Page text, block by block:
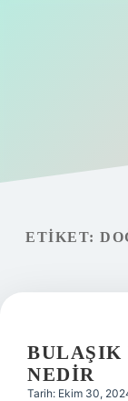
Gizlilik Politikası
ETIKET:
NEDIR
Tarih: Ekim 30,